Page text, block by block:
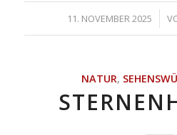
11. NOVEMBER 2025
/
NATUR,